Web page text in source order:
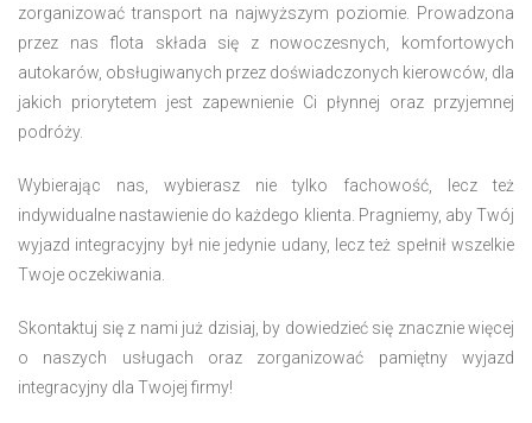
zorganizować transport na najwyższym poziomie. Prowadzona
przez nas flota składa się z nowoczesnych, komfortowych
autokarów, obsługiwanych przez doświadczonych kierowców, dla
jakich priorytetem jest zapewnienie Ci płynnej oraz przyjemnej
podróży.
Wybierając nas, wybierasz nie tylko fachowość, lecz też
indywidualne nastawienie do każdego klienta. Pragniemy, aby Twój
wyjazd integracyjny był nie jedynie udany, lecz też spełnił wszelkie
Twoje oczekiwania.
Skontaktuj się z nami już dzisiaj, by dowiedzieć się znacznie więcej
o naszych usługach oraz zorganizować pamiętny wyjazd
integracyjny dla Twojej firmy!